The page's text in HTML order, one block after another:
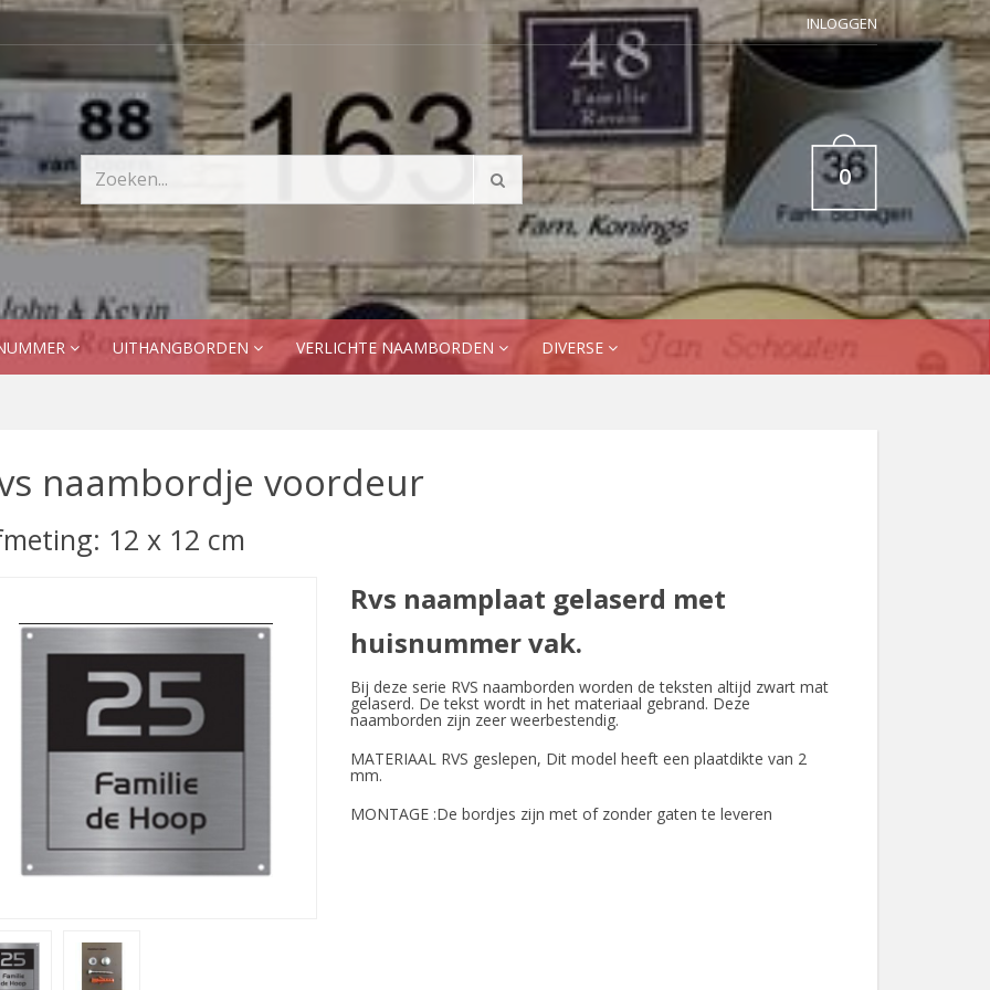
INLOGGEN
0
UITHANGBORDEN VERLICHTE NAAMBORDEN DIVERSE
naambordje voordeur
12 x 12 cm
Rvs naamplaat gelaserd met
huisnummer vak.
Bij deze serie RVS naamborden worden de teksten altijd zwart mat
gelaserd. De tekst wordt in het materiaal gebrand. Deze
naamborden zijn zeer weerbestendig.
MATERIAAL RVS geslepen, Dit model heeft een plaatdikte van 2
mm.
MONTAGE :De bordjes zijn met of zonder gaten te leveren